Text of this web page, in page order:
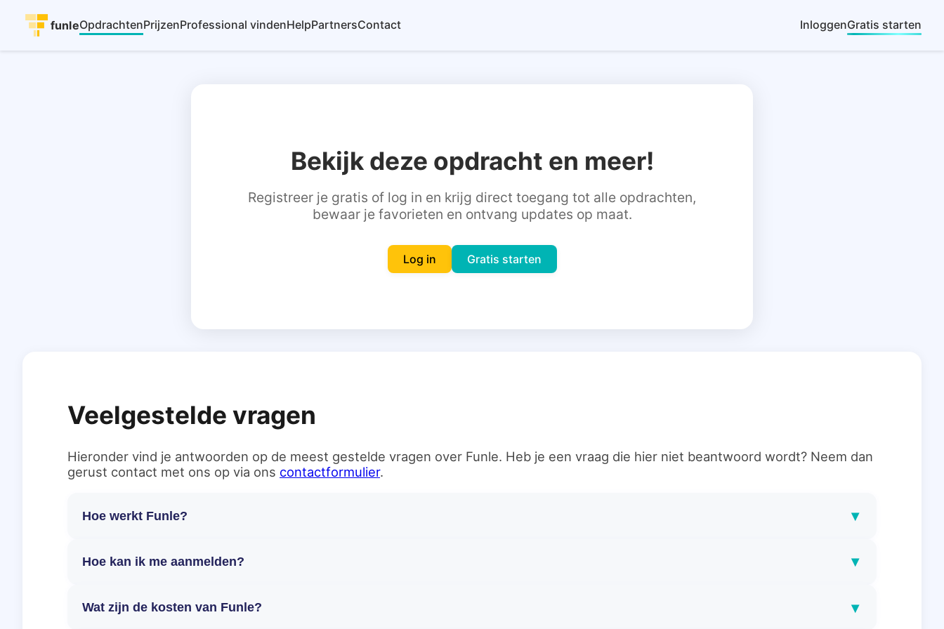
funleOpdrachtenPrijzenProfessional vindenHelpPartnersContact InloggenGratis starten
Bekijk deze opdracht en meer!
Registreer je gratis of log in en krijg direct toegang tot alle opdrachten,
bewaar je favorieten en ontvang updates op maat.
Log in Gratis starten
Veelgestelde vragen
Hieronder vind je antwoorden op de meest gestelde vragen over Funle. Heb je een vraag die hier niet beantwoord wordt? Neem dan
gerust contact met ons op via ons contactformulier.
Hoe werkt Funle? ▾
Hoe kan ik me aanmelden? ▾
Wat zijn de kosten van Funle? ▾